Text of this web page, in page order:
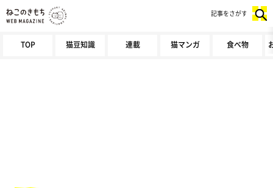
TOP 猫豆知識 連載 猫マンガ 食べ物
記事をさがす